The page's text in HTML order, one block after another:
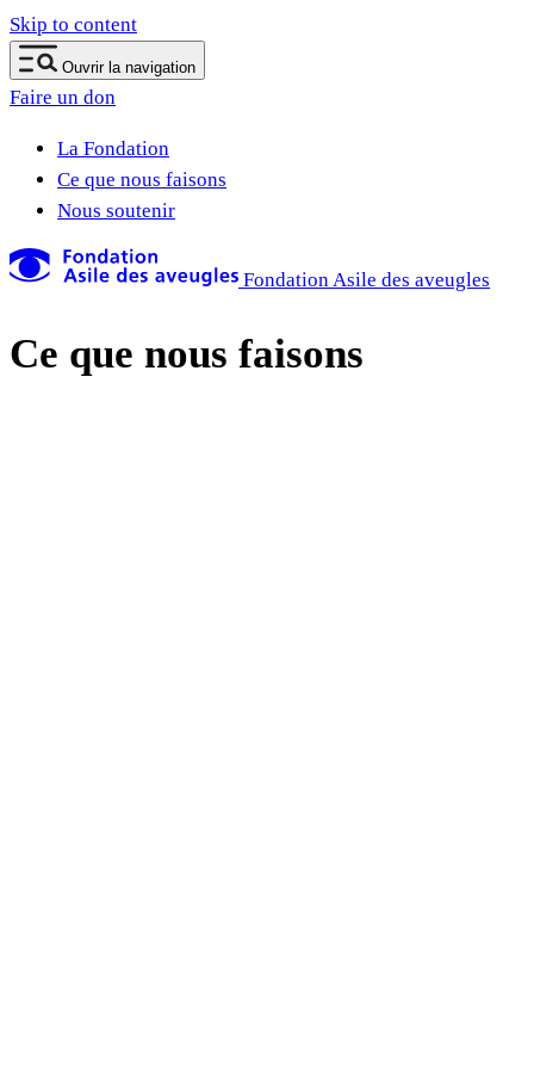
Skip to content
Ouvrir la navigation
Faire un don
La Fondation
Ce que nous faisons
Nous soutenir
Fondation Asile des aveugles
Ce que nous faisons